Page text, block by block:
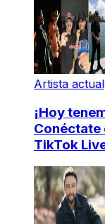
Artista actual
¡Hoy
Conéctate
TikTok